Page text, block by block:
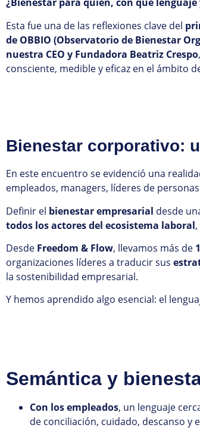
Esta fue una de las reflexiones clave del
de OBBIO (Observatorio de Bienestar
nuestra CEO y Fundadora Beatriz Crespo
consciente, medible y eficaz en el ámbito
Bienestar corporativo:
En este encuentro se evidenció una
empleados, managers, líderes de
Definir el bienestar empresarial desde
todos los actores del ecosistema laboral
Desde Freedom & Flow, llevamos más de
organizaciones líderes a traducir sus
la sostenibilidad empresarial.
Y hemos aprendido algo esencial: el
Semántica y
Con los empleados, un lenguaje
de conciliación, cuidado, descanso y